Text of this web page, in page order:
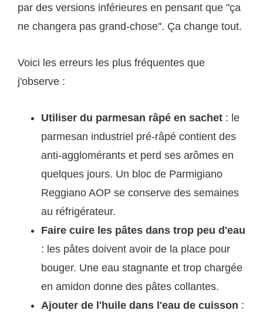
par des versions inférieures en pensant que "ça
ne changera pas grand-chose". Ça change tout.
Voici les erreurs les plus fréquentes que
j'observe :
Utiliser du parmesan râpé en sachet : le
parmesan industriel pré-râpé contient des
anti-agglomérants et perd ses arômes en
quelques jours. Un bloc de Parmigiano
Reggiano AOP se conserve des semaines
au réfrigérateur.
Faire cuire les pâtes dans trop peu d'eau
: les pâtes doivent avoir de la place pour
bouger. Une eau stagnante et trop chargée
en amidon donne des pâtes collantes.
Ajouter de l'huile dans l'eau de cuisson :